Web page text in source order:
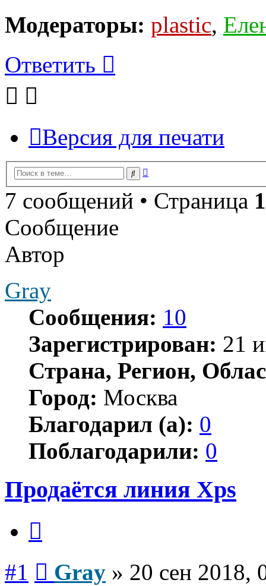
Модераторы: plastic,
Ответить
Версия для печати
Поиск
7 сообщений • Страница 1
Сообщение
Автор
Gray
Сообщения: 10
Зарегистрирован: 21
Страна, Регион,
Город: Москва
Благодарил (а): 0
Поблагодарили: 0
Продаётся линия Xps
#1 Gray » 20 сен 2018,